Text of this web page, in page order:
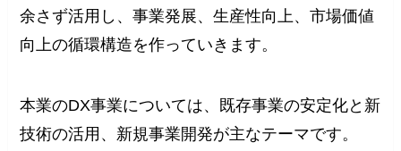
余さず活用し、事業発展、生産性向上、市場価値
向上の循環構造を作っていきます。
本業のDX事業については、既存事業の安定化と新
技術の活用、新規事業開発が主なテーマです。